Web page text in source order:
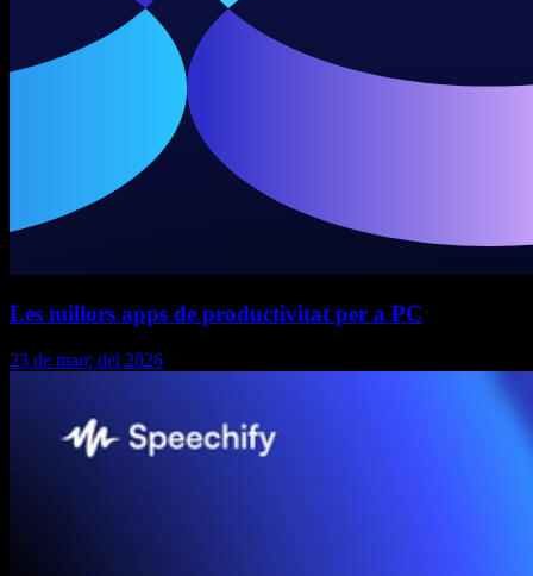
Les millors apps de productivitat per a PC
23 de març del 2026